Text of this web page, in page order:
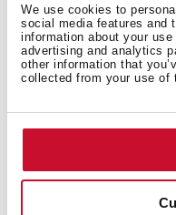
We use cookies to
social media features and
information about your
advertising and analytics
other information that
collected from your use of
Indicador de
Válvula antirretorno
Reducción de salida
Kit de recirculación
Kit de recirculación
15200 L3C
Filtro de carbón: